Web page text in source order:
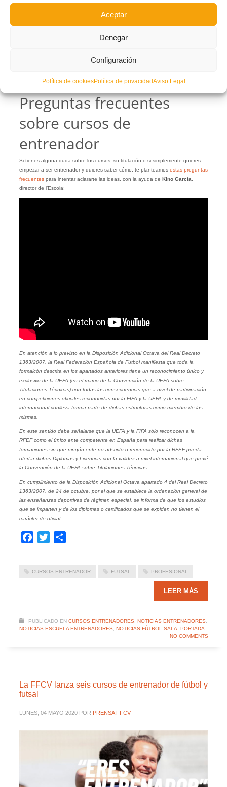
Aceptar
Denegar
Configuración
Política de cookiesPolítica de privacidadAviso Legal
cursos se realizará de forma telemática.
durante todo el año y se intensifica de cara a los meses de verano, época en la
Preguntas frecuentes
sobre cursos de
entrenador
Si tienes alguna duda sobre los cursos, su titulación o si simplemente quieres
empezar a ser entrenador y quieres saber cómo, te planteamos estas preguntas
frecuentes para intentar aclararte las ideas, con la ayuda de Kino García
director de l’Escola:
En atención a lo previsto en la Disposición Adicional Octava del Real Decreto
1363/2007, la Real Federación Española de Fútbol manifiesta que toda la
formaicón descrita en los apartados anteriores tiene un reconocimiento único y
exclusivo de la UEFA (en el marco de la Convención de la UEFA sobre
Titulaciones Técnicas) con todas las consecuencias que a nivel de participación
en competiciones oficiales reconocidas por la FIFA y la UEFA y de movilidad
internacional conlleva formar parte de dichas estructuras como miembro de las
mismas.
En este sentido debe señalarse que la UEFA y la FIFA sólo reconocen a la
RFEF como el único ente competente en España para realizar dichas
formaciones sin que ningún ente no adscrito o reconocido por la RFEF pueda
ofertar dichos Diplomas y Licencias con la validez a nivel internacional que prevé
la Convención de la UEFA sobre Titulaciones Técnicas.
En cumplimiento de la Disposición Adicional Octava apartado 4 del Real Decreto
1363/2007, de 24 de octubre, por el que se establece la ordenación general de
las enseñanzas deportivas de régimen especial, se informa de que los estudios
que se imparten y de los diplomas o certificados que se expiden no tienen el
carácter de oficial.
Facebook
Twitter
CURSOS ENTRENADOR FUTSAL PROFESIONAL
LEER MÁS
PUBLICADO EN CURSOS ENTRENADORES, NOTICIAS ENTRENADORES,
NOTICIAS ESCUELA ENTRENADORES, NOTICIAS FÚTBOL SALA, PORTADA
NO COMMENTS
La FFCV lanza seis cursos de entrenador de fútbol y
futsal
LUNES, 04 MAYO 2020 POR PRENSA FFCV